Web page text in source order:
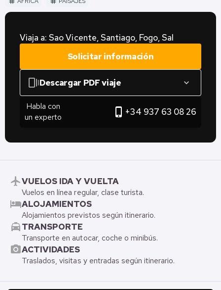
Viaja a: Sao Vicente, Santiago, Fogo, Sal
Solicitar información
web_storiesDescargar PDF viaje expand_more
Habla con
un experto
phone_iphone +34 937 63 08 26
flightVUELOS IDA Y VUELTA
Vuelos en línea regular, clase turista.
hotelALOJAMIENTOS
Alojamientos previstos según itinerario.
local_taxiTRANSPORTE
Transporte en autocar, coche o minibús.
photo_cameraACTIVIDADES
Traslados, visitas y entradas según itinerario.